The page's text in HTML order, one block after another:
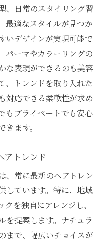
、日常のスタイリング習
最適なスタイルが見つか
いデザインが実現可能で
パーマやカラーリングの
な表現ができるのも美容
、トレンドを取り入れた
対応できる柔軟性が求め
もプライベートでも安心
ます。
アトレンド
、常に最新のヘアトレン
しています。特に、地域
を独自にアレンジし、
を提案します。ナチュラ
まで、幅広いチョイスが